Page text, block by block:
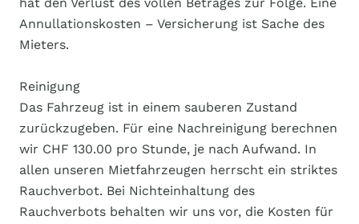
Annullationskosten – Versicherung ist Sache des
Mieters.
Reinigung
Das Fahrzeug ist in einem sauberen Zustand
zurückzugeben. Für eine Nachreinigung berechnen
wir CHF 130.00 pro Stunde, je nach Aufwand. In
allen unseren Mietfahrzeugen herrscht ein striktes
Rauchverbot. Bei Nichteinhaltung des
Rauchverbots behalten wir uns vor, die Kosten für